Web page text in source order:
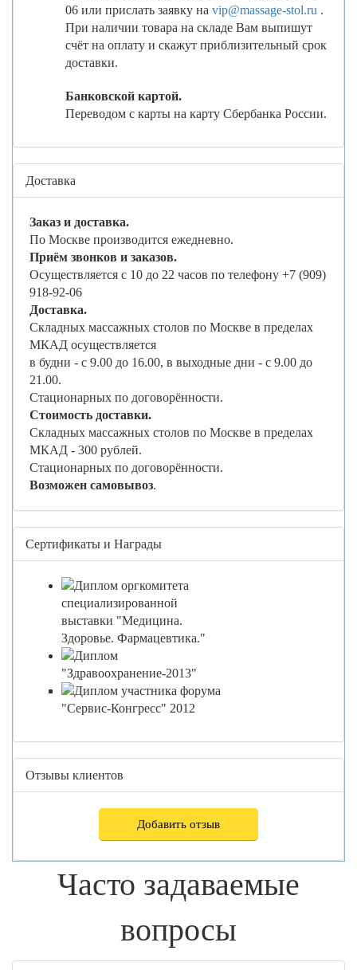
06 или прислать заявку на vip@massage-stol.ru .
При наличии товара на складе Вам выпишут
счёт на оплату и скажут приблизительный срок
доставки.
Банковской картой.
Переводом с карты на карту Сбербанка России.
Доставка
Заказ и доставка.
По Москве производится ежедневно.
Приём звонков и заказов.
Осуществляется с 10 до 22 часов по телефону +7 (909)
918-92-06
Доставка.
Складных массажных столов по Москве в пределах
МКАД осуществляется
в будни - с 9.00 до 16.00, в выходные дни - с 9.00 до
21.00.
Стационарных по договорённости.
Стоимость доставки.
Складных массажных столов по Москве в пределах
МКАД - 300 рублей.
Стационарных по договорённости.
Возможен самовывоз.
Сертификаты и Награды
Отзывы клиентов
Добавить отзыв
Часто задаваемые
вопросы